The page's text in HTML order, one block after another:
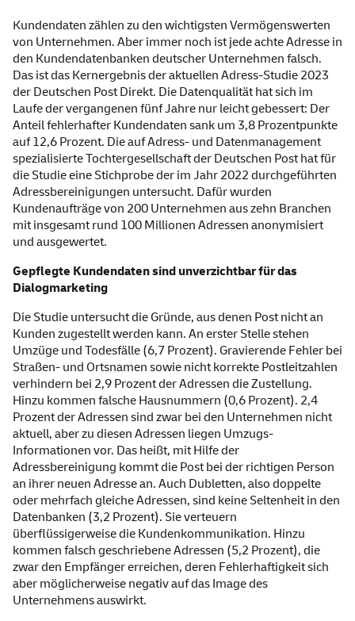
Kundendaten zählen zu den wichtigsten Vermögenswerten
von Unternehmen. Aber immer noch ist jede achte Adresse in
den Kundendatenbanken deutscher Unternehmen falsch.
Das ist das Kernergebnis der aktuellen Adress-Studie 2023
der Deutschen Post Direkt. Die Datenqualität hat sich im
Laufe der vergangenen fünf Jahre nur leicht gebessert: Der
Anteil fehlerhafter Kundendaten sank um 3,8 Prozentpunkte
auf 12,6 Prozent. Die auf Adress- und Datenmanagement
spezialisierte Tochtergesellschaft der Deutschen Post hat für
die Studie eine Stichprobe der im Jahr 2022 durchgeführten
Adressbereinigungen untersucht. Dafür wurden
Kundenaufträge von 200 Unternehmen aus zehn Branchen
mit insgesamt rund 100 Millionen Adressen anonymisiert
und ausgewertet.
Gepflegte Kundendaten sind unverzichtbar für das
Dialogmarketing
Die Studie untersucht die Gründe, aus denen Post nicht an
Kunden zugestellt werden kann. An erster Stelle stehen
Umzüge und Todesfälle (6,7 Prozent). Gravierende Fehler bei
Straßen- und Ortsnamen sowie nicht korrekte Postleitzahlen
verhindern bei 2,9 Prozent der Adressen die Zustellung.
Hinzu kommen falsche Hausnummern (0,6 Prozent). 2,4
Prozent der Adressen sind zwar bei den Unternehmen nicht
aktuell, aber zu diesen Adressen liegen Umzugs-
Informationen vor. Das heißt, mit Hilfe der
Adressbereinigung kommt die Post bei der richtigen Person
an ihrer neuen Adresse an. Auch Dubletten, also doppelte
oder mehrfach gleiche Adressen, sind keine Seltenheit in den
Datenbanken (3,2 Prozent). Sie verteuern
überflüssigerweise die Kundenkommunikation. Hinzu
kommen falsch geschriebene Adressen (5,2 Prozent), die
zwar den Empfänger erreichen, deren Fehlerhaftigkeit sich
aber möglicherweise negativ auf das Image des
Unternehmens auswirkt.